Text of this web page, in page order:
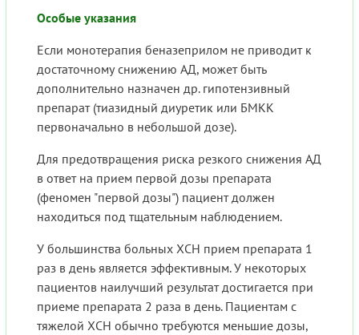
Особые указания
Если монотерапия беназеприлом не приводит к
достаточному снижению АД, может быть
дополнительно назначен др. гипотензивный
препарат (тиазидный диуретик или БМКК
первоначально в небольшой дозе).
Для предотвращения риска резкого снижения АД
в ответ на прием первой дозы препарата
(феномен "первой дозы") пациент должен
находиться под тщательным наблюдением.
У большинства больных ХСН прием препарата 1
раз в день является эффективным. У некоторых
пациентов наилучший результат достигается при
приеме препарата 2 раза в день. Пациентам с
тяжелой ХСН обычно требуются меньшие дозы,